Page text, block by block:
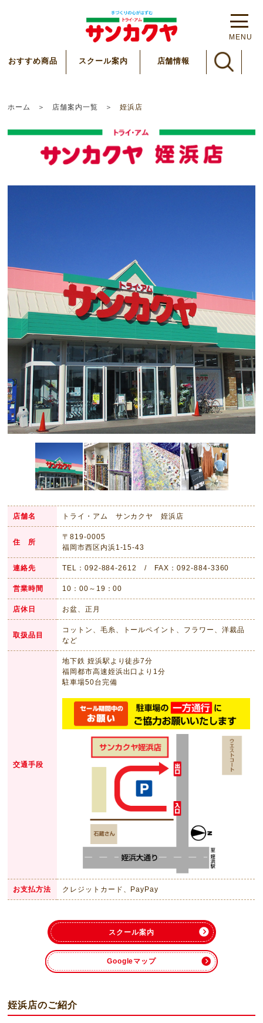
MENU
おすすめ商品 スクール案内 店舗情報
ホーム 店舗案内一覧 姪浜店
店舗名 トライ・アム サンカクヤ 姪浜店
住 所
〒819-0005
福岡市西区内浜1-15-43
連絡先 TEL：092-884-2612 / FAX：092-884-3360
営業時間 10：00～19：00
店休日 お盆、正月
取扱品目
コットン、毛糸、トールペイント、フラワー、洋裁品
など
交通手段
地下鉄 姪浜駅より徒歩7分
福岡都市高速姪浜出口より1分
駐車場50台完備
お支払方法 クレジットカード、PayPay
スクール案内
Googleマップ
姪浜店のご紹介